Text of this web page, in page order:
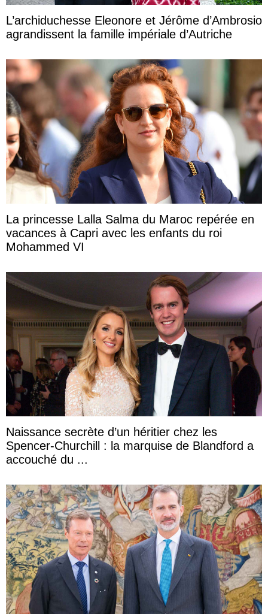
L’archiduchesse Eleonore et Jérôme d’Ambrosio
agrandissent la famille impériale d’Autriche
La princesse Lalla Salma du Maroc repérée en
vacances à Capri avec les enfants du roi
Mohammed VI
Naissance secrète d’un héritier chez les
Spencer-Churchill : la marquise de Blandford a
accouché du ...